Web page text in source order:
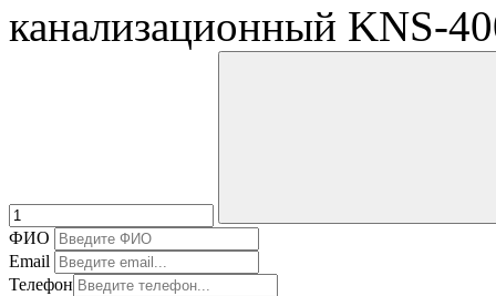
канализационный KNS-
ФИО
Email
Телефон